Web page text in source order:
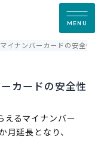
MENU
イナンバーカードの安全性
カードの安全性
るマイナンバー
延長となり、